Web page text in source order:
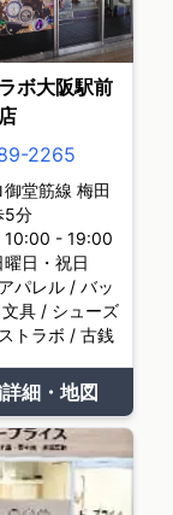
ボ大阪駅前
2265
堂筋線 梅田
5分
10:00 - 19:00
日・祝日
パレル / バッ
具 / シューズ
トラボ / 古銭
細・地図